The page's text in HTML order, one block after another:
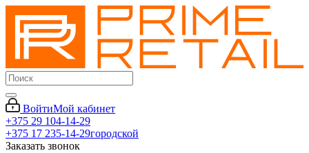
ВойтиМой кабинет
+375 29 104-14-29
+375 17 235-14-29городской
Заказать звонок